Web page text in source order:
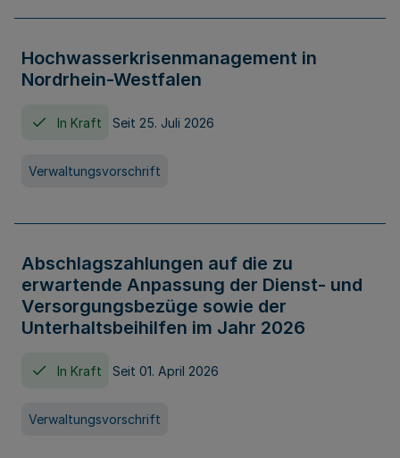
Hochwasserkrisenmanagement in
Nordrhein-Westfalen
In Kraft Seit 25. Juli 2026
Verwaltungsvorschrift
Abschlagszahlungen auf die zu
erwartende Anpassung der Dienst- und
Versorgungsbezüge sowie der
Unterhaltsbeihilfen im Jahr 2026
In Kraft Seit 01. April 2026
Verwaltungsvorschrift